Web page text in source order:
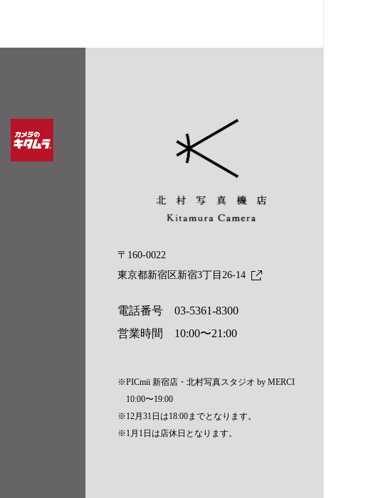
〒160-0022
東京都新宿区新宿3丁目26-14
電話番号03-5361-8300
営業時間 10:00〜21:00
※PICmii 新宿店・北村写真スタジオ by MERCI
10:00〜19:00
※12月31日は18:00までとなります。
※1月1日は店休日となります。